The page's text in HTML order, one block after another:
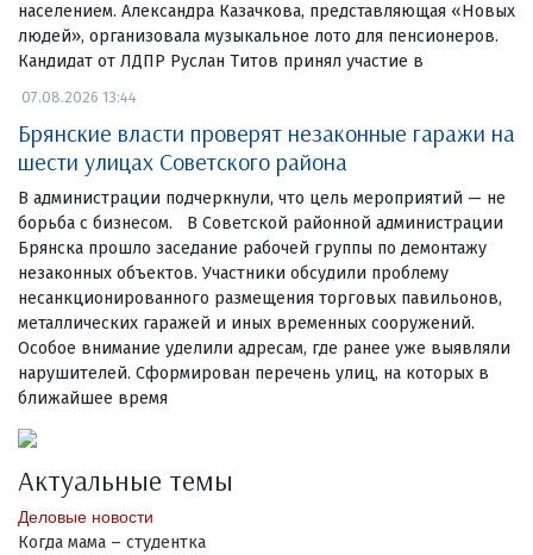
населением. Александра Казачкова, представляющая «Новых
людей», организовала музыкальное лото для пенсионеров.
Кандидат от ЛДПР Руслан Титов принял участие в
07.08.2026 13:44
Брянские власти проверят незаконные гаражи на
шести улицах Советского района
В администрации подчеркнули, что цель мероприятий — не
борьба с бизнесом. В Советской районной администрации
Брянска прошло заседание рабочей группы по демонтажу
незаконных объектов. Участники обсудили проблему
несанкционированного размещения торговых павильонов,
металлических гаражей и иных временных сооружений.
Особое внимание уделили адресам, где ранее уже выявляли
нарушителей. Сформирован перечень улиц, на которых в
ближайшее время
Актуальные темы
Деловые новости
Когда мама – студентка